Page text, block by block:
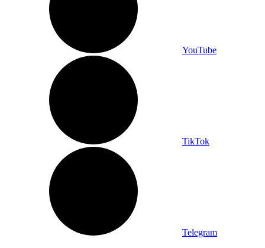
YouTube
TikTok
Telegram